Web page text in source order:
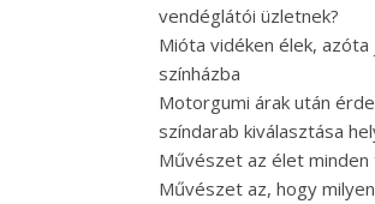
vendéglátói üzletnek?
Mióta vidéken élek, azóta
színházba
Motorgumi árak után
színdarab kiválasztása
Művészet az élet minden
Művészet az, hogy